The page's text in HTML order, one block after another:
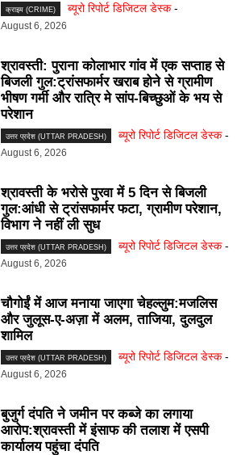
क्राइम (CRIME) ब्यूरो रिपोर्ट डिजिटल डेस्क -
August 6, 2026
श्रावस्ती: पुराना कोलाभार गांव में एक सप्ताह से
बिजली गुल:ट्रांसफार्मर खराब होने से ग्रामीण
भीषण गर्मी और रात्रि मे सांप-बिच्छुओं के भय से
परेशान
उत्तर प्रदेश (UTTAR PRADESH) ब्यूरो रिपोर्ट डिजिटल डेस्क -
August 6, 2026
श्रावस्ती के भरोसे पुरवा में 5 दिन से बिजली
गुल:आंधी से ट्रांसफार्मर फटा, ग्रामीण परेशान,
विभाग ने नहीं ली सुध
उत्तर प्रदेश (UTTAR PRADESH) ब्यूरो रिपोर्ट डिजिटल डेस्क -
August 6, 2026
चौगोईं में आज मनाया जाएगा चेहल्लुम:मजलिस
और जुलूस-ए-अज़ा में अलम, ताजिया, दुलदुल
शामिल
उत्तर प्रदेश (UTTAR PRADESH) ब्यूरो रिपोर्ट डिजिटल डेस्क -
August 6, 2026
बुजुर्ग दंपति ने जमीन पर कब्जे का लगाया
आरोप:श्रावस्ती में इंसाफ की तलाश में एसपी
कार्यालय पहुंचा दंपति